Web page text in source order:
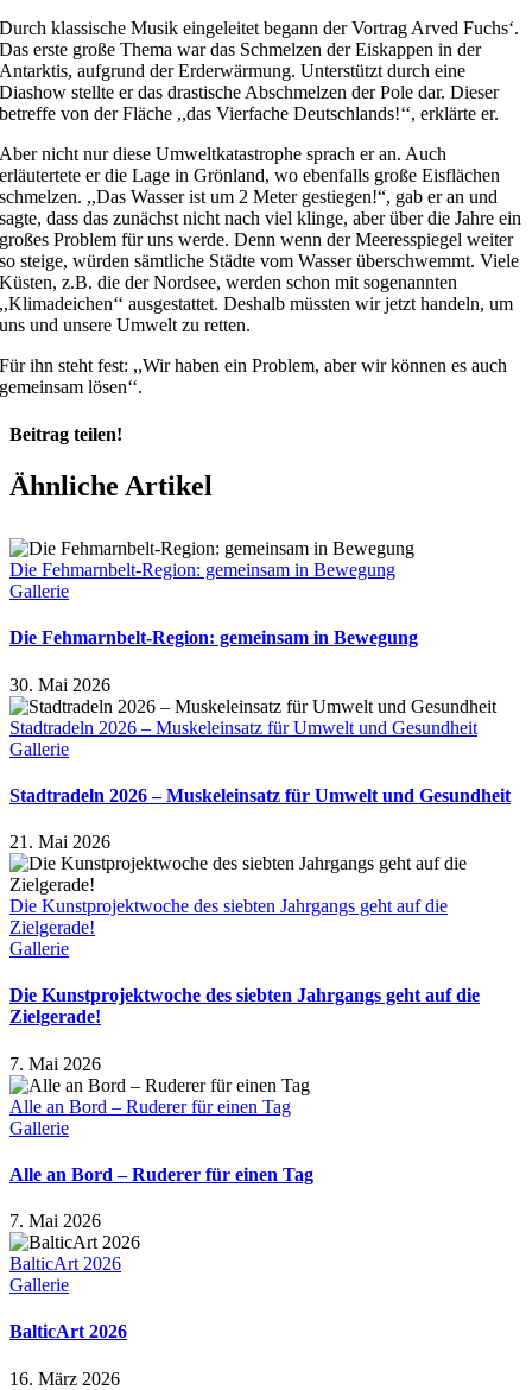
Durch klassische Musik eingeleitet begann der Vortrag Arved Fuchs‘.
Das erste große Thema war das Schmelzen der Eiskappen in der
Antarktis, aufgrund der Erderwärmung. Unterstützt durch eine
Diashow stellte er das drastische Abschmelzen der Pole dar. Dieser
betreffe von der Fläche ,,das Vierfache Deutschlands!‘‘, erklärte er.
Aber nicht nur diese Umweltkatastrophe sprach er an. Auch
erläutertete er die Lage in Grönland, wo ebenfalls große Eisflächen
schmelzen. ,,Das Wasser ist um 2 Meter gestiegen!“, gab er an und
sagte, dass das zunächst nicht nach viel klinge, aber über die Jahre ein
großes Problem für uns werde. Denn wenn der Meeresspiegel weiter
so steige, würden sämtliche Städte vom Wasser überschwemmt. Viele
Küsten, z.B. die der Nordsee, werden schon mit sogenannten
,,Klimadeichen‘‘ ausgestattet. Deshalb müssten wir jetzt handeln, um
uns und unsere Umwelt zu retten.
Für ihn steht fest: ,,Wir haben ein Problem, aber wir können es auch
gemeinsam lösen‘‘.
Beitrag teilen!
Facebook
X
Pinterest
Ähnliche Artikel
Die Fehmarnbelt-Region: gemeinsam in Bewegung
Gallerie
Die Fehmarnbelt-Region: gemeinsam in Bewegung
30. Mai 2026
Stadtradeln 2026 – Muskeleinsatz für Umwelt und Gesundheit
Gallerie
Stadtradeln 2026 – Muskeleinsatz für Umwelt und Gesundheit
21. Mai 2026
Die Kunstprojektwoche des siebten Jahrgangs geht auf die
Zielgerade!
Gallerie
Die Kunstprojektwoche des siebten Jahrgangs geht auf die
Zielgerade!
7. Mai 2026
Alle an Bord – Ruderer für einen Tag
Gallerie
Alle an Bord – Ruderer für einen Tag
7. Mai 2026
BalticArt 2026
Gallerie
BalticArt 2026
16. März 2026